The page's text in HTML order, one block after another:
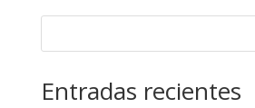
Entradas recientes